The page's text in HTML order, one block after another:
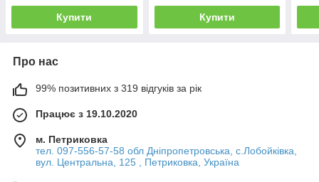
Купити Купити
Про нас
99% позитивних з 319 відгуків за рік
Працює з 19.10.2020
м. Петриковка
тел. 097-556-57-58 обл Дніпропетровська, с.Лобойківка,
вул. Центральна, 125 , Петриковка, Україна